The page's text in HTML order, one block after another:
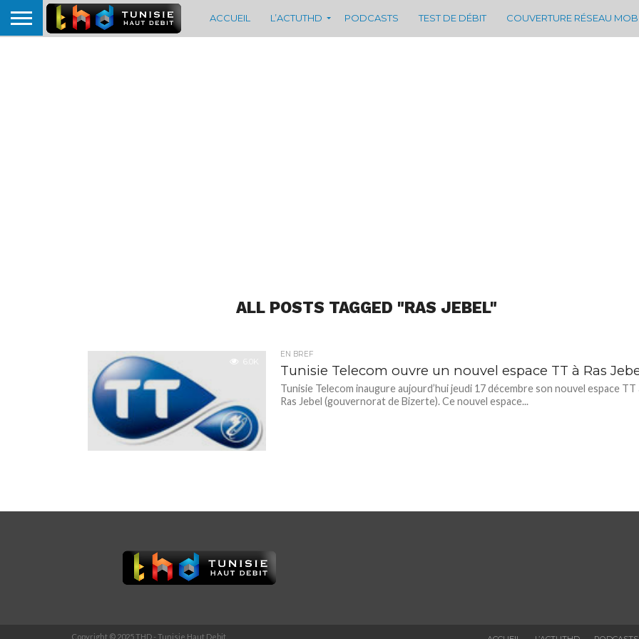
ACCUEIL L’ACTUTHD PODCASTS TEST DE DÉBIT COUVERTURE RÉSEAU
ALL POSTS TAGGED "RAS JEBEL"
6.0K
EN BREF
Tunisie Telecom ouvre un nouvel espace TT à Ras
Tunisie Telecom inaugure aujourd’hui jeudi 17 décembre son nouvel espace TT
Ras Jebel (gouvernorat de Bizerte). Ce nouvel espace...
Copyright © 2025 THD - Tunisie Haut Debit.